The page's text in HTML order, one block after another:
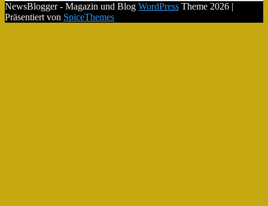
NewsBlogger - Magazin und Blog WordPress Theme 2026 |
Präsentiert von SpiceThemes